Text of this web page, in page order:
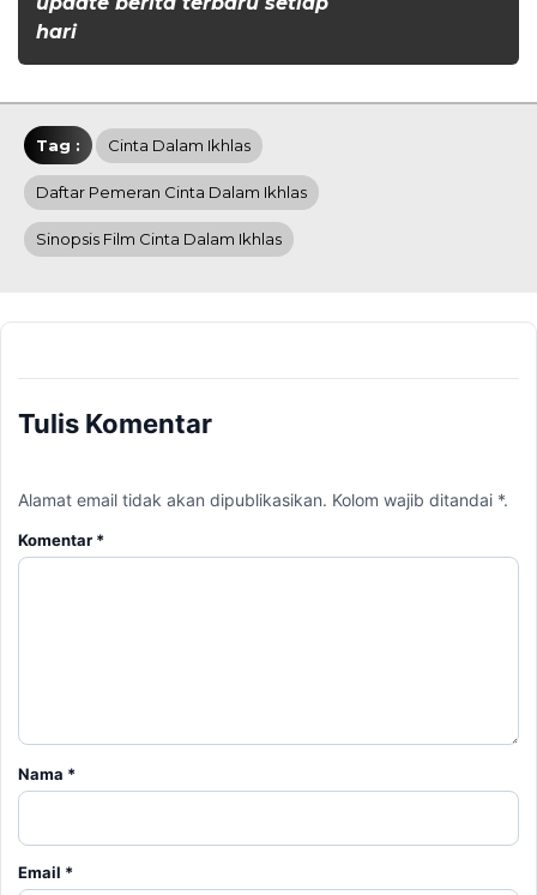
hari
Tag : Cinta Dalam Ikhlas
Daftar Pemeran Cinta Dalam Ikhlas
Sinopsis Film Cinta Dalam Ikhlas
Tulis Komentar